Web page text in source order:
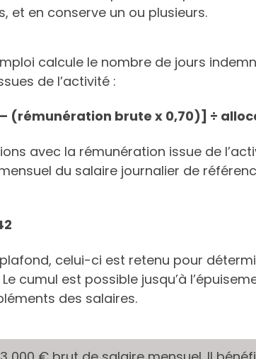
et en conserve un ou plusieurs.
calcule le nombre de jours
de l’activité :
– (rémunération brute x 0,70)] ÷
avec la rémunération issue de
du salaire journalier de
celui-ci est retenu pour
cumul est possible jusqu’à
des salaires.